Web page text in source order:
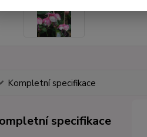
Kompletní specifikace
specifikace